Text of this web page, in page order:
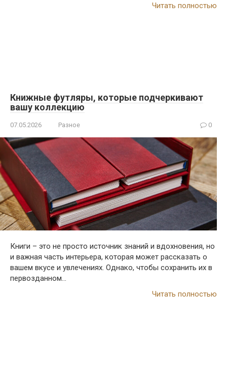
Читать полностью
Книжные футляры, которые подчеркивают
вашу коллекцию
07.05.2026 Разное 0
Книги – это не просто источник знаний и вдохновения, но
и важная часть интерьера, которая может рассказать о
вашем вкусе и увлечениях. Однако, чтобы сохранить их в
первозданном…
Читать полностью